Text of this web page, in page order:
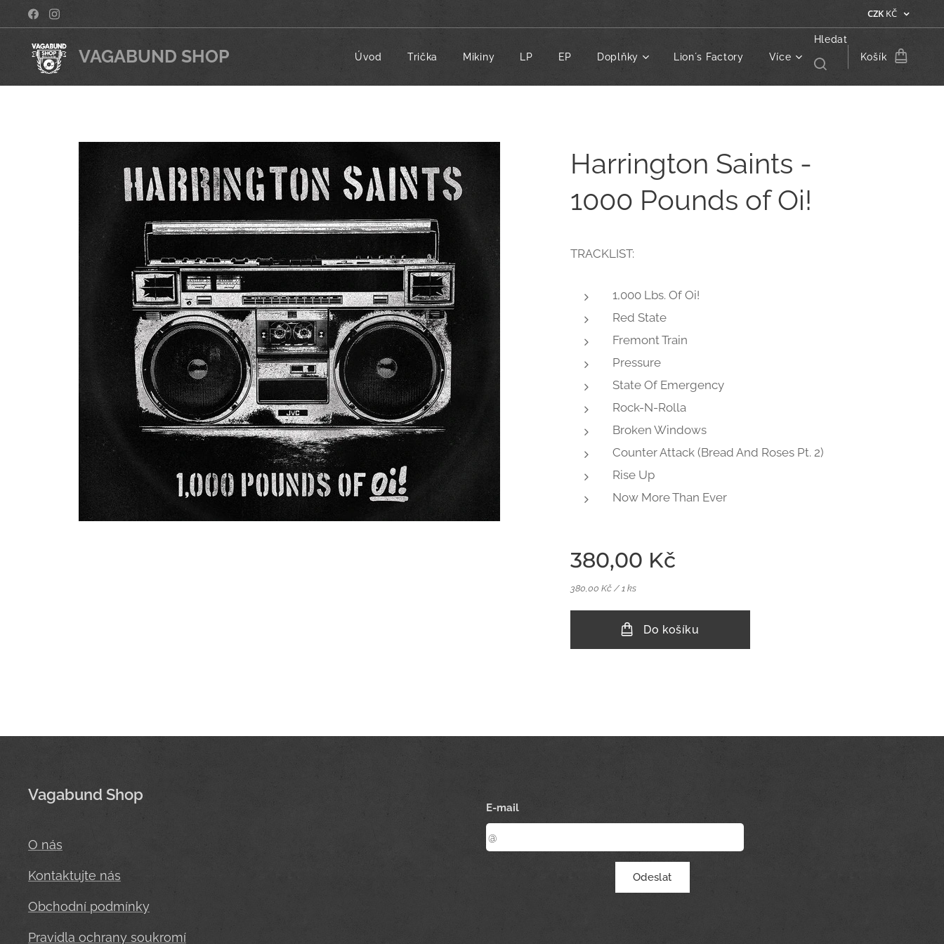
CZK KČ
VAGABUND SHOP Úvod Trička Mikiny LP EP Doplňky Lion´s Factory Více
Hledat
Košík
Harrington Saints -
1000 Pounds of Oi!
TRACKLIST:
1,000 Lbs. Of Oi!
Red State
Fremont Train
Pressure
State Of Emergency
Rock-N-Rolla
Broken Windows
Counter Attack (Bread And Roses Pt. 2)
Rise Up
Now More Than Ever
380,00 Kč
380,00 Kč / 1 ks
Do košíku
Vagabund Shop
O nás
Kontaktujte nás
Obchodní podmínky
Pravidla ochrany soukromí
E-mail
Odeslat